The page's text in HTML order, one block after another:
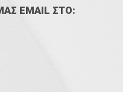
EMAIL ΣΤΟ: